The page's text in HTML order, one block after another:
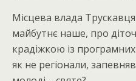
Місцева влада
майбутнє наше, про
крадіжкою із
як не регіонали,